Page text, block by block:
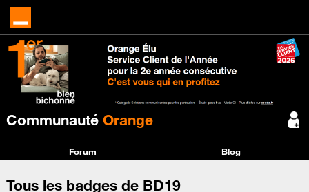
Communauté Orange
Forum Blog
Tous les badges de BD19